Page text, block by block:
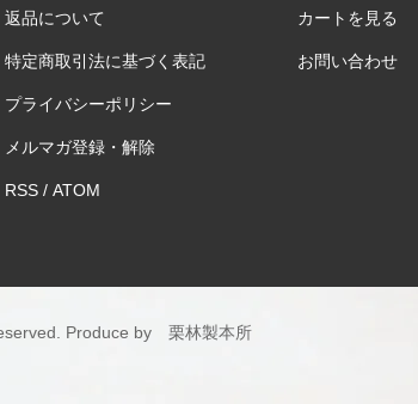
返品について
特定商取引法に基づく表記
プライバシーポリシー
メルマガ登録・解除
RSS/ ATOM
カートを見る
お問い合わせ
Produce by 栗林製本所